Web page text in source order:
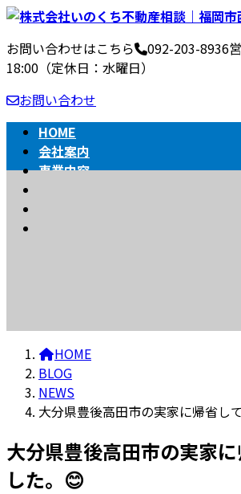
コ
テ
ン
ツ
へ
ッ
ナ
ゲ
ー
シ
ョ
移
お問い合わせはこちら 092-203-8936
18:00（定休日：水曜日）
お問い合わせ
HOME
会社案内
事業内容
HOME
BLOG
NEWS
大分県豊後高田市の実家に帰省し
大分県豊後高田市の実家
した。😊